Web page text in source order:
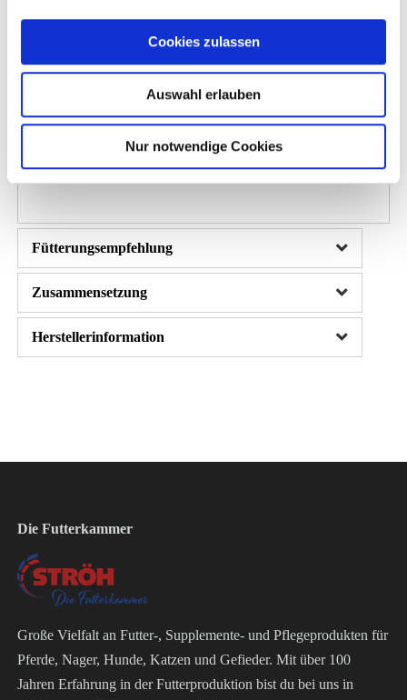
Cookies zulassen
Auswahl erlauben
Nur notwendige Cookies
faserreichen Raufutters (Heu und Stroh). Dies erleichtert
den Verdauungsprozess insgesamt und hilft die Darmflora
im Gleichgewicht zu halten. Um eine umfangreiche
Versorgung an Vitaminen und Mineralstoffen sicher zu
stellen, enthält das 6-Korn Plus eine zusätzliche
Mineralisierung und Vitaminisierung.
Fütterungsempfehlung
Zusammensetzung
Herstellerinformation
Die Futterkammer
Große Vielfalt an Futter-, Supplemente- und Pflegeprodukten für
Pferde, Nager, Hunde, Katzen und Gefieder. Mit über 100
Jahren Erfahrung in der Futterproduktion bist du bei uns in